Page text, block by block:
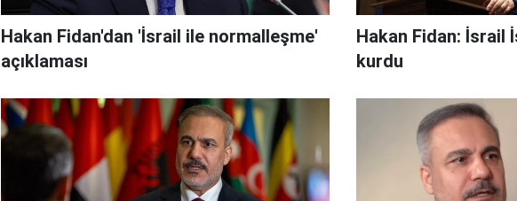
Hakan Fidan'dan 'İsrail ile normalleşme'
açıklaması
Hakan Fidan: İsrail
kurdu